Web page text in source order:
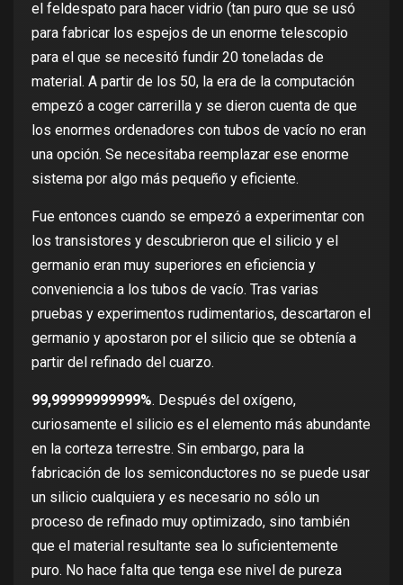
el feldespato para hacer vidrio (tan puro que se usó
para fabricar los espejos de un enorme telescopio
para el que se necesitó fundir 20 toneladas de
material. A partir de los 50, la era de la computación
empezó a coger carrerilla y se dieron cuenta de que
los enormes ordenadores con tubos de vacío no eran
una opción. Se necesitaba reemplazar ese enorme
sistema por algo más pequeño y eficiente.
Fue entonces cuando se empezó a experimentar con
los transistores y descubrieron que el silicio y el
germanio eran muy superiores en eficiencia y
conveniencia a los tubos de vacío. Tras varias
pruebas y experimentos rudimentarios, descartaron el
germanio y apostaron por el silicio que se obtenía a
partir del refinado del cuarzo.
99,99999999999%. Después del oxígeno,
curiosamente el silicio es el elemento más abundante
en la corteza terrestre. Sin embargo, para la
fabricación de los semiconductores no se puede usar
un silicio cualquiera y es necesario no sólo un
proceso de refinado muy optimizado, sino también
que el material resultante sea lo suficientemente
puro. No hace falta que tenga ese nivel de pureza